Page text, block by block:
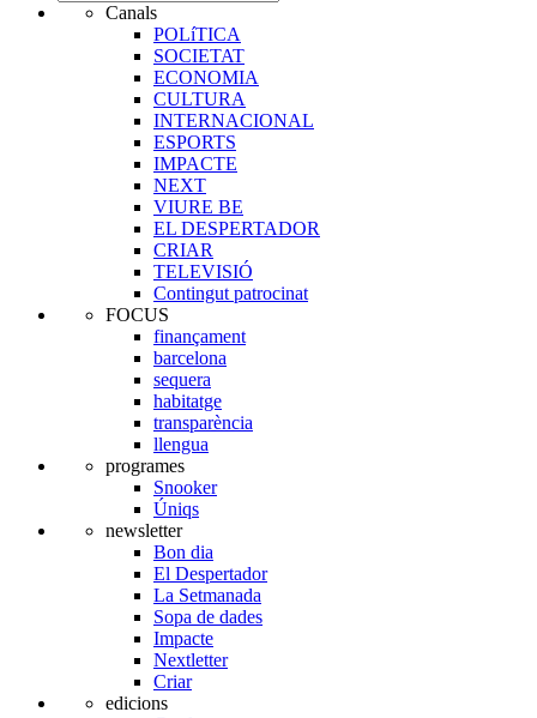
Canals
POLíTICA
SOCIETAT
ECONOMIA
CULTURA
INTERNACIONAL
ESPORTS
IMPACTE
NEXT
VIURE BE
EL DESPERTADOR
CRIAR
TELEVISIÓ
Contingut patrocinat
FOCUS
finançament
barcelona
sequera
habitatge
transparència
llengua
programes
Snooker
Úniqs
newsletter
Bon dia
El Despertador
La Setmanada
Sopa de dades
Impacte
Nextletter
Criar
edicions